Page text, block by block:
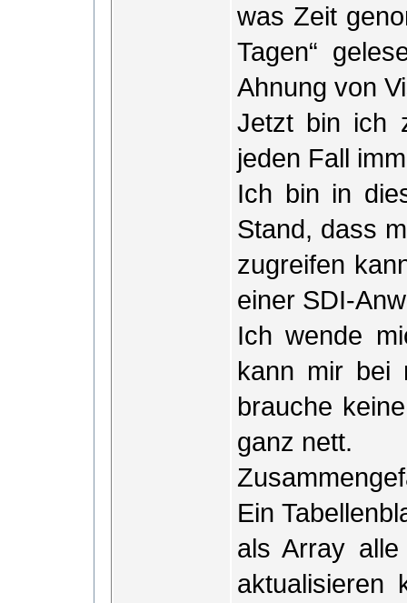
was Zeit
Tagen“
Ahnung von
Jetzt bin ich
jeden Fall
Ich bin in
Stand, dass
zugreifen
einer SDI-
Ich wende
kann mir bei
brauche
ganz nett.
Ein
als Array
aktualisieren